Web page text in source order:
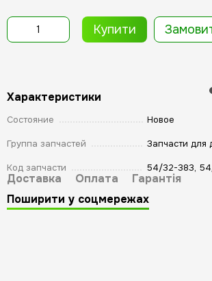
Купити
Характеристики
Состояние Новое
Группа запчастей Запчасти для
Код запчасти 54/32-383,
Доставка Оплата
Гарантія
Поширити у соцмережах